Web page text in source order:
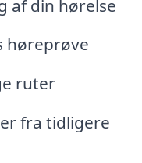
af din hørelse
høreprøve
ruter
fra tidligere